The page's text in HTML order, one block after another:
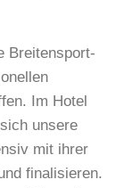
Breitensport-
Im Hotel
unsere
mit ihrer
finalisieren.